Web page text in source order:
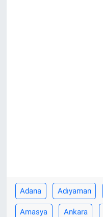
Adana Adıyaman
Amasya Ankara